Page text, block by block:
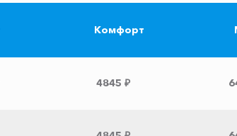
Комфорт
4845 ₽